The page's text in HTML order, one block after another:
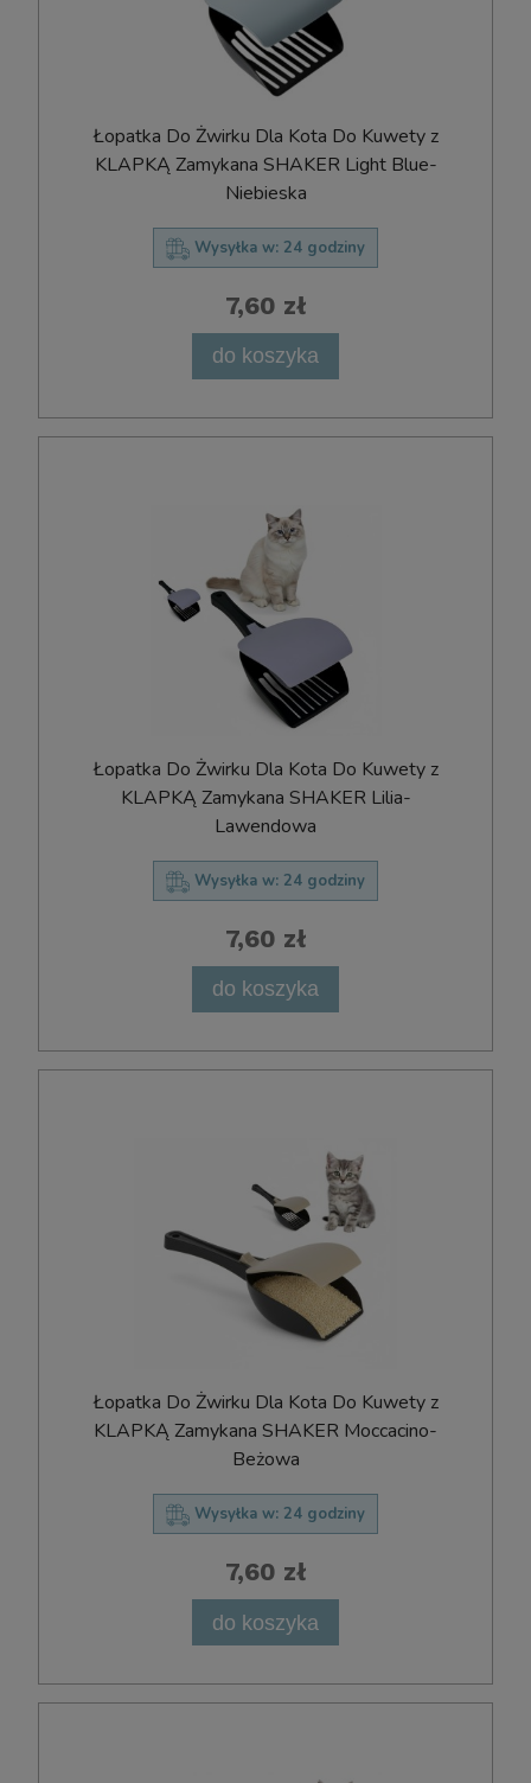
Łopatka Do Żwirku Dla Kota Do Kuwety z
KLAPKĄ Zamykana SHAKER Light Blue-
Niebieska
Wysyłka w: 24 godziny
7,60 zł
do koszyka
Łopatka Do Żwirku Dla Kota Do Kuwety z
KLAPKĄ Zamykana SHAKER Lilia-
Lawendowa
Wysyłka w: 24 godziny
7,60 zł
do koszyka
Łopatka Do Żwirku Dla Kota Do Kuwety z
KLAPKĄ Zamykana SHAKER Moccacino-
Beżowa
Wysyłka w: 24 godziny
7,60 zł
do koszyka